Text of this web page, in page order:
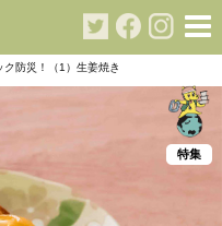
防災！（1）生姜焼き
特集